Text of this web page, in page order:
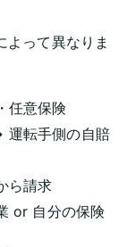
よって異なりま
任意保険
運転手側の自賠
ら請求
or 自分の保険